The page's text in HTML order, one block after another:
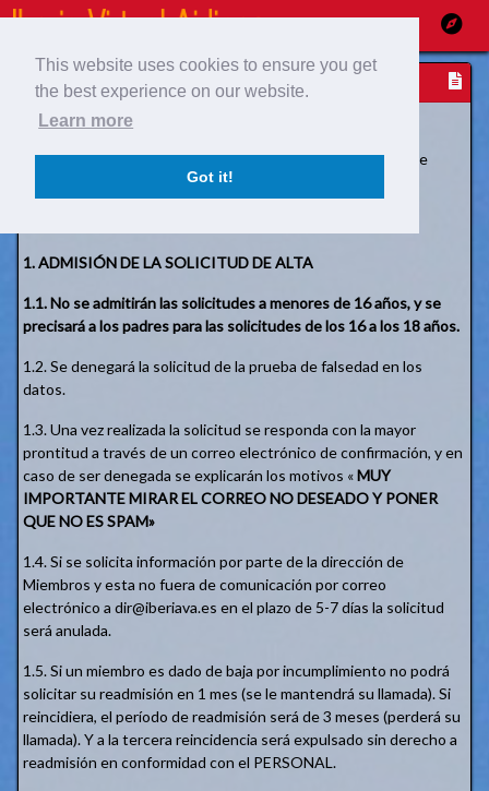
This website uses cookies to ensure you get
the best experience on our website.
Learn more
Got it!
Regulations
NORMATIVA DE IBERIA LÍNEAS AÉREAS VIRTUALES
Si has llegado a la web de la aerolínea por mera curiosidad te
recomandamos no darte de Alta.
1. ADMISIÓN DE LA SOLICITUD DE ALTA
1.1. No se admitirán las solicitudes a menores de 16 años, y se
precisará a los padres para las solicitudes de los 16 a los 18 años.
1.2. Se denegará la solicitud de la prueba de falsedad en los
datos.
1.3. Una vez realizada la solicitud se responda con la mayor
prontitud a través de un correo electrónico de confirmación, y en
caso de ser denegada se explicarán los motivos «MUY
IMPORTANTE MIRAR EL CORREO NO DESEADO Y PONER
QUE NO ES SPAM»
1.4. Si se solicita información por parte de la dirección de
Miembros y esta no fuera de comunicación por correo
electrónico a dir@iberiava.es en el plazo de 5-7 días la solicitud
será anulada.
1.5. Si un miembro es dado de baja por incumplimiento no podrá
solicitar su readmisión en 1 mes (se le mantendrá su llamada). Si
reincidiera, el período de readmisión será de 3 meses (perderá su
llamada). Y a la tercera reincidencia será expulsado sin derecho a
readmisión en conformidad con el PERSONAL.